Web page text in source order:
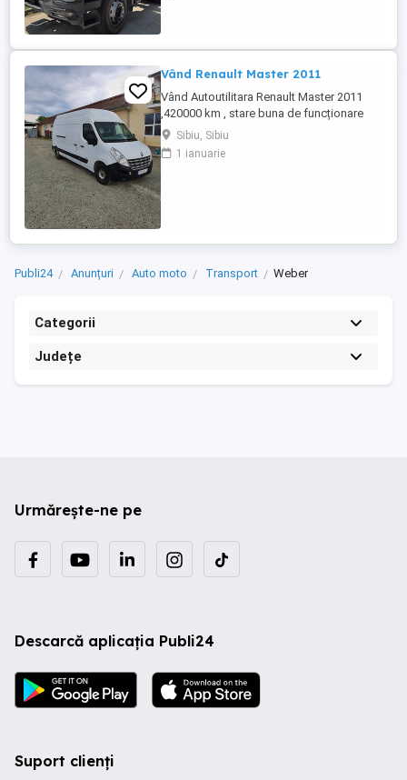
Vând Renault Master 2011
Vând Autoutilitara Renault Master 2011
,420000 km , stare buna de funcționare
,arcuri duble pe spate.VT iunie
2027.Asigurarea expira în 12.08.2026
Sibiu, Sibiu
1 ianuarie
Publi24 Anunțuri Auto moto Transport Weber
Categorii
Județe
Urmărește-ne pe
Descarcă aplicația Publi24
Suport clienți